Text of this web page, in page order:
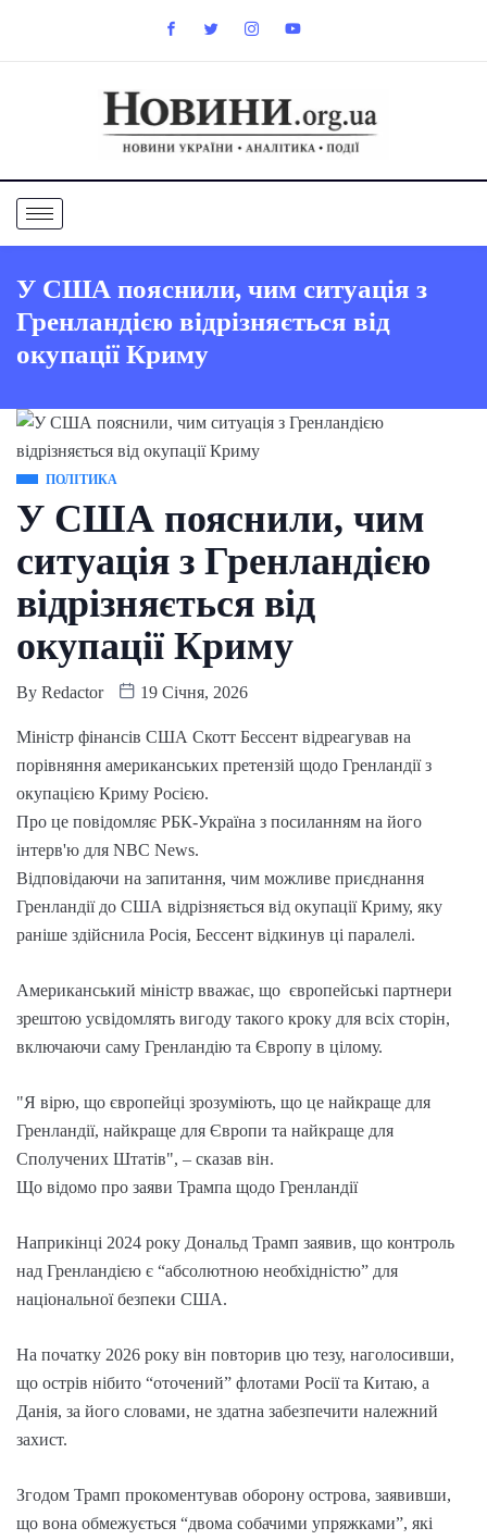
У США пояснили, чим ситуація з
Гренландією відрізняється від
окупації Криму
ПОЛІТИКА
У США пояснили, чим
ситуація з Гренландією
відрізняється від
окупації Криму
By Redactor 19 Січня, 2026
Міністр фінансів США Скотт Бессент відреагував на
порівняння американських претензій щодо Гренландії з
окупацією Криму Росією.
Про це повідомляє РБК-Україна з посиланням на його
інтерв'ю для NBC News.
Відповідаючи на запитання, чим можливе приєднання
Гренландії до США відрізняється від окупації Криму, яку
раніше здійснила Росія, Бессент відкинув ці паралелі.
Американський міністр вважає, що європейські партнери
зрештою усвідомлять вигоду такого кроку для всіх сторін,
включаючи саму Гренландію та Європу в цілому.
"Я вірю, що європейці зрозуміють, що це найкраще для
Гренландії, найкраще для Європи та найкраще для
Сполучених Штатів", – сказав він.
Що відомо про заяви Трампа щодо Гренландії
Наприкінці 2024 року Дональд Трамп заявив, що контроль
над Гренландією є “абсолютною необхідністю” для
національної безпеки США.
На початку 2026 року він повторив цю тезу, наголосивши,
що острів нібито “оточений” флотами Росії та Китаю, а
Данія, за його словами, не здатна забезпечити належний
захист.
Згодом Трамп прокоментував оборону острова, заявивши,
що вона обмежується “двома собачими упряжками”, які